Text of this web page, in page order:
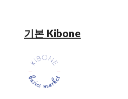
기본 Kibone